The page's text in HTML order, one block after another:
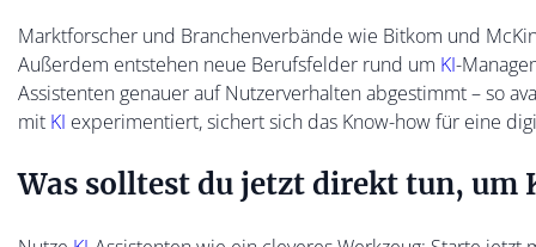
Marktforscher und Branchenverbände wie Bitkom und
Außerdem entstehen neue Berufsfelder rund um KI-
Assistenten genauer auf Nutzerverhalten abgestimmt – so
mit KI experimentiert, sichert sich das Know-how für eine
Was solltest du jetzt direkt tun,